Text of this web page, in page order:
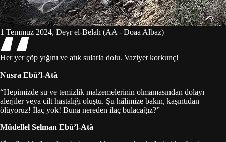
1 Temmuz 2024, Deyr el-Belah (AA - Doaa Albaz)
Her yer çöp yığını ve atık sularla dolu. Vaziyet korkunç!
Nusra Ebû’l-Atâ
“Hepimizde su ve temizlik malzemelerinin olmamasından dolayı
alerjiler veya cilt hastalığı oluştu. Şu hâlimize bakın, kaşıntıdan
ölüyoruz! İlaç yok! Buna nereden ilaç bulacağız?”
Müdellel Selman Ebû’l-Atâ